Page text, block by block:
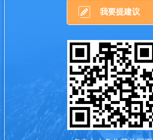
我要提建议